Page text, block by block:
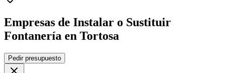
Empresas de Instalar o Sustituir
Fontanería en Tortosa
+
Pedir presupuesto